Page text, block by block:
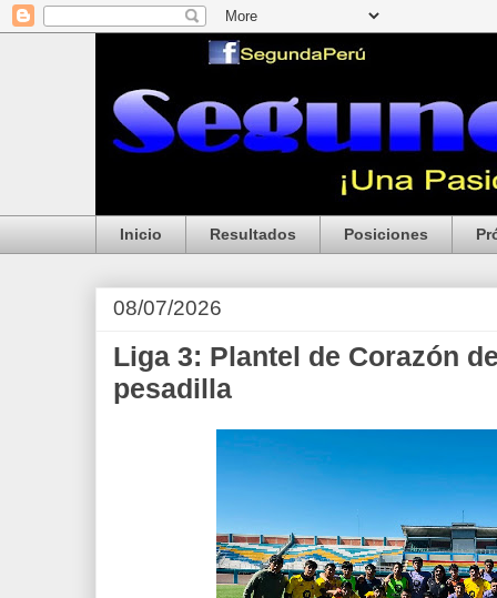
Inicio Resultados Posiciones
08/07/2026
Liga 3: Plantel de Corazón
pesadilla